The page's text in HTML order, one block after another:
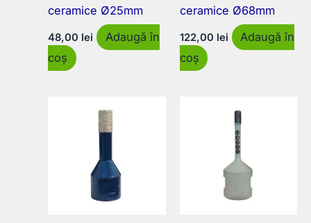
ceramice Ø25mm
48,00 lei
Adaugă în
coș
ceramice Ø68mm
122,00 lei
Adaugă în
coș